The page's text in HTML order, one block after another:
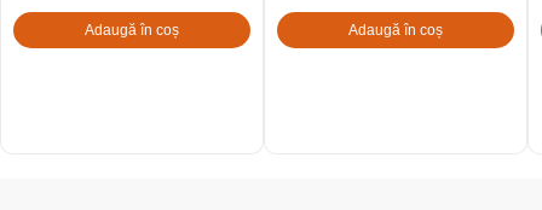
Adaugă în coș Adaugă în coș